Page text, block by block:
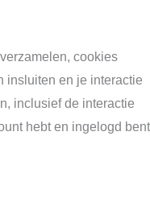
cookies
insluiten en je interactie
inclusief de interactie
hebt en ingelogd bent